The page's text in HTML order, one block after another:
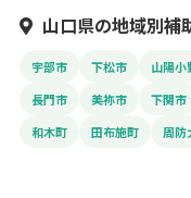
山口県の地域別補
宇部市 下松市 山陽小
長門市
美祢市 下関市
和木町
田布施町 周防